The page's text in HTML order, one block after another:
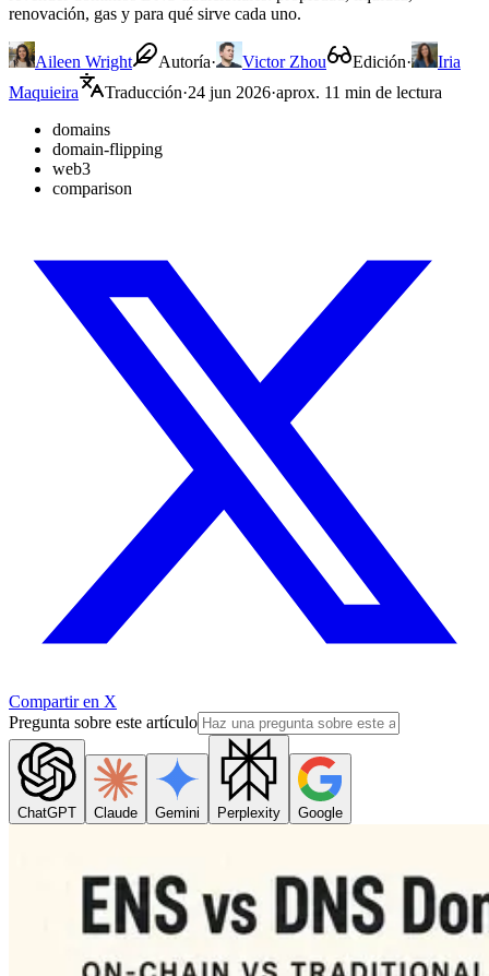
renovación, gas y para qué sirve cada uno.
Aileen Wright Autoría· Victor Zhou Edición·
Iria
Maquieira
Traducción·24 jun 2026·aprox. 11 min de lectura
domains
domain-flipping
web3
comparison
Compartir en X
Pregunta sobre este artículo
ChatGPT Claude Gemini Perplexity Google